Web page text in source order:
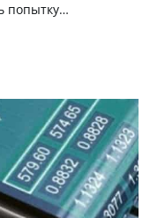
попытку…